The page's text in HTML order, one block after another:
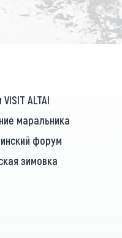
ALTAI
маральника
форум
зимовка